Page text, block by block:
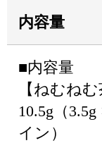
内容量
■内容量
【ねむね
10.5g（
イン）